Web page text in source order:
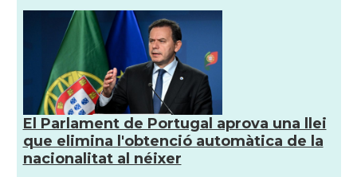
El Parlament de Portugal aprova una llei
que elimina l'obtenció automàtica de la
nacionalitat al néixer